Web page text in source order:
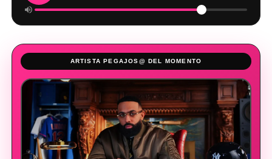
ARTISTA PEGAJOS@ DEL MOMENTO